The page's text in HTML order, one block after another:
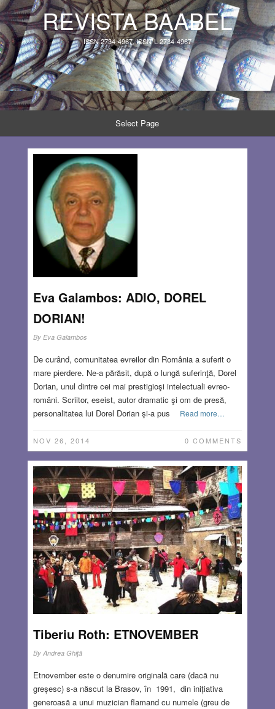
REVISTA BAABEL
ISSN 2734-4967, ISSN-L 2734-4967
Select Page
Eva Galambos: ADIO, DOREL
DORIAN!
By Eva Galambos
De curând, comunitatea evreilor din România a suferit o
mare pierdere. Ne-a părăsit, după o lungă suferinţă, Dorel
Dorian, unul dintre cei mai prestigioşi intelectuali evreo-
români. Scriitor, eseist, autor dramatic şi om de presă,
personalitatea lui Dorel Dorian şi-a pus
Read more…
NOV 26, 2014 0 COMMENTS
Tiberiu Roth: ETNOVEMBER
By Andrea Ghiţă
Etnovember este o denumire originală care (dacă nu
greșesc) s-a născut la Brasov, în 1991, din inițiativa
generoasă a unui muzician flamand cu numele (greu de